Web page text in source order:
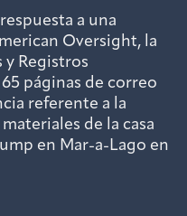
a una
Oversight, la
Registros
páginas de correo
referente a la
de la casa
en Mar-a-Lago en